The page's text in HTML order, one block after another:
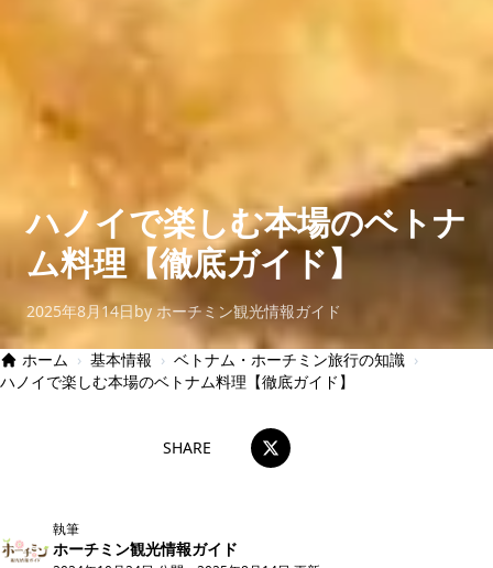
ハノイで楽しむ本場のベトナ
ム料理【徹底ガイド】
2025年8月14日by ホーチミン観光情報ガイド
ホーム › 基本情報 › ベトナム・ホーチミン旅行の知識 ›
ハノイで楽しむ本場のベトナム料理【徹底ガイド】
SHARE
執筆
ホーチミン観光情報ガイド